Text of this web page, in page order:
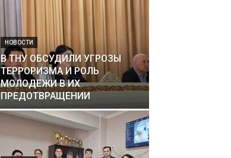
НОВОСТИ
В ТНУ ОБСУДИЛИ УГРОЗЫ
ТЕРРОРИЗМА И РОЛЬ
МОЛОДЕЖИ В ИХ
ПРЕДОТВРАЩЕНИИ